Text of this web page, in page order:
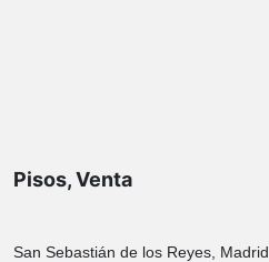
Pisos, Venta
San Sebastián de los Reyes, Madrid